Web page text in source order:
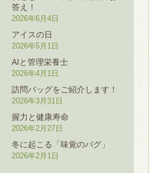
答え！
2026年6月4日
アイスの日
2026年5月1日
AIと管理栄養士
2026年4月1日
訪問バッグをご紹介します！
2026年3月31日
握力と健康寿命
2026年2月27日
冬に起こる「味覚のバグ」
2026年2月1日